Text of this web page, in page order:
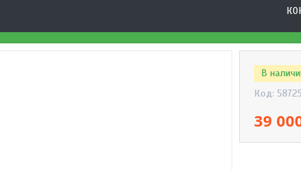
В
Код: 58725
39